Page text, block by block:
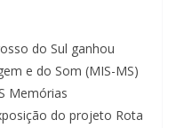
do Sul ganhou
e do Som (MIS-MS)
Memórias
do projeto Rota